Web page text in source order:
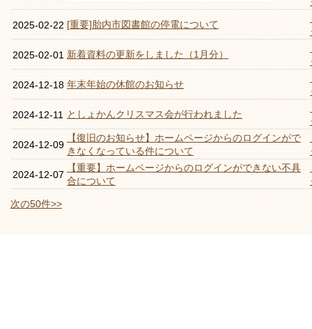
2025-02-22 [重要]胎内市図書館の停電について
2025-02-01 新着資料の更新をしました（1月分）
2024-12-18 年末年始の休館のお知らせ
2024-12-11 としょかんクリスマス会が行われました
2024-12-09
【復旧のお知らせ】ホームページからのログインがで
きなくなっている件について
2024-12-07
【重要】ホームページからのログインができない不具
合について
次の50件>>